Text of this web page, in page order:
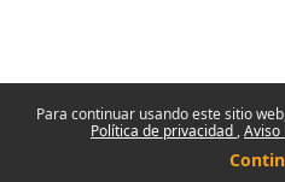
Para continuar usando este sitio
Política de privacidad Aviso